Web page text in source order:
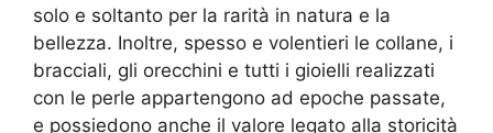
solo e soltanto per la rarità in natura e la
bellezza. Inoltre, spesso e volentieri le collane, i
bracciali, gli orecchini e tutti i gioielli realizzati
con le perle appartengono ad epoche passate,
e possiedono anche il valore legato alla storicità